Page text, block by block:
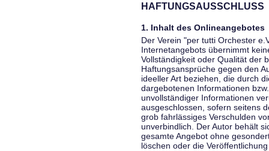
HAFTUNGSAUSSCHLUSS
1. Inhalt des Onlineangebotes
Der Verein "per tutti Orchester
Internetangebots übernimmt
Vollständigkeit oder Qualität der
Haftungsansprüche gegen den
ideeller Art beziehen, die durch
dargebotenen Informationen
unvollständiger Informationen
ausgeschlossen, sofern seitens
grob fahrlässiges Verschulden
unverbindlich. Der Autor behält
gesamte Angebot ohne
löschen oder die